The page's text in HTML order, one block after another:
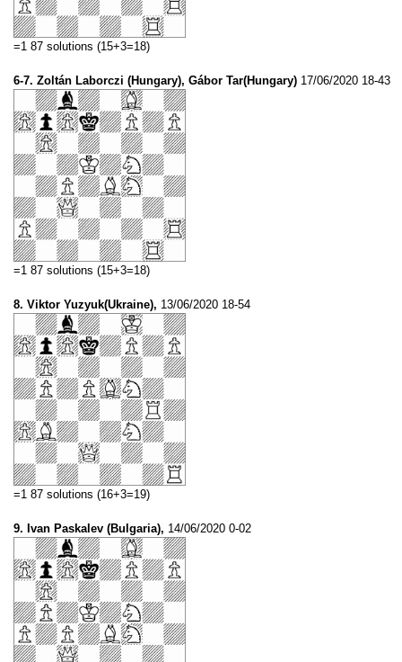
=1 87 solutions (15+3=18)
6-7. Zoltán Laborczi (Hungary), Gábor Tar(Hungary) 17/06/2020 18-43
=1 87 solutions (15+3=18)
8. Viktor Yuzyuk(Ukraine), 13/06/2020 18-54
=1 87 solutions (16+3=19)
9. Ivan Paskalev (Bulgaria), 14/06/2020 0-02